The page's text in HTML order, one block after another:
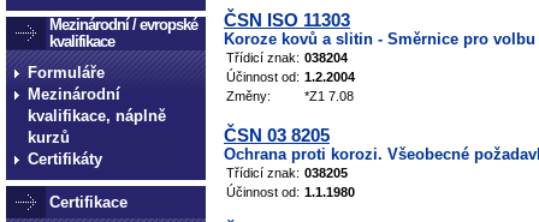
Mezinárodní / evropské
kvalifikace
Formuláře
Mezinárodní
kvalifikace, náplně
kurzů
Certifikáty
Certifikace
ČSN ISO 11303
Koroze kovů a slitin - Směrnice pro
Třídicí znak: 038204
Účinnost od: 1.2.2004
Změny:
*Z1 7.08
ČSN 03 8205
Ochrana proti korozi. Všeobecné
Třídicí znak: 038205
Účinnost od: 1.1.1980